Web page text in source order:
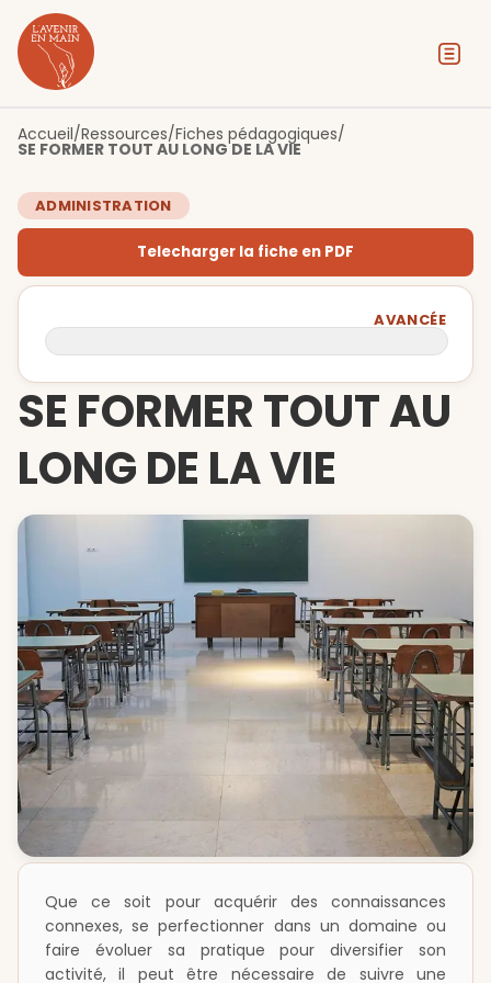
Contenu
Menu
Pied de page
Accueil/Ressources/Fiches pédagogiques/
SE FORMER TOUT AU LONG DE LA VIE
ADMINISTRATION
Telecharger la fiche en PDF
SE FORMER TOUT AU
LONG DE LA VIE
Que ce soit pour acquérir des connaissances
connexes, se perfectionner dans un domaine ou
faire évoluer sa pratique pour diversifier son
activité, il peut être nécessaire de suivre une
AVANCÉE